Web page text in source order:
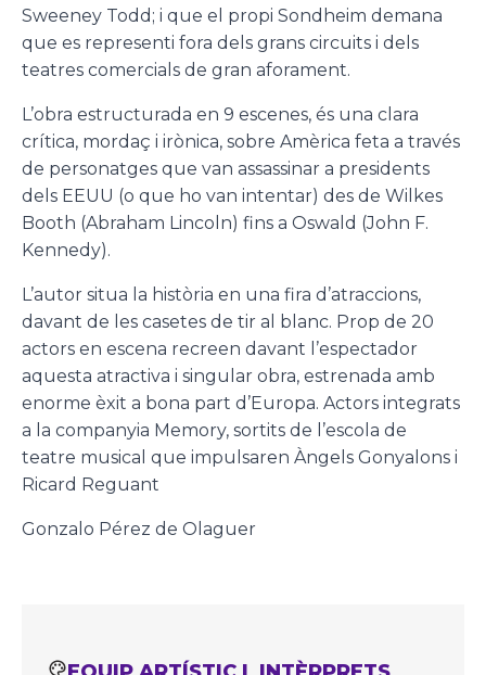
Sweeney Todd; i que el propi Sondheim demana
que es representi fora dels grans circuits i dels
teatres comercials de gran aforament.
L’obra estructurada en 9 escenes, és una clara
crítica, mordaç i irònica, sobre Amèrica feta a través
de personatges que van assassinar a presidents
dels EEUU (o que ho van intentar) des de Wilkes
Booth (Abraham Lincoln) fins a Oswald (John F.
Kennedy).
L’autor situa la història en una fira d’atraccions,
davant de les casetes de tir al blanc. Prop de 20
actors en escena recreen davant l’espectador
aquesta atractiva i singular obra, estrenada amb
enorme èxit a bona part d’Europa. Actors integrats
a la companyia Memory, sortits de l’escola de
teatre musical que impulsaren Àngels Gonyalons i
Ricard Reguant
Gonzalo Pérez de Olaguer